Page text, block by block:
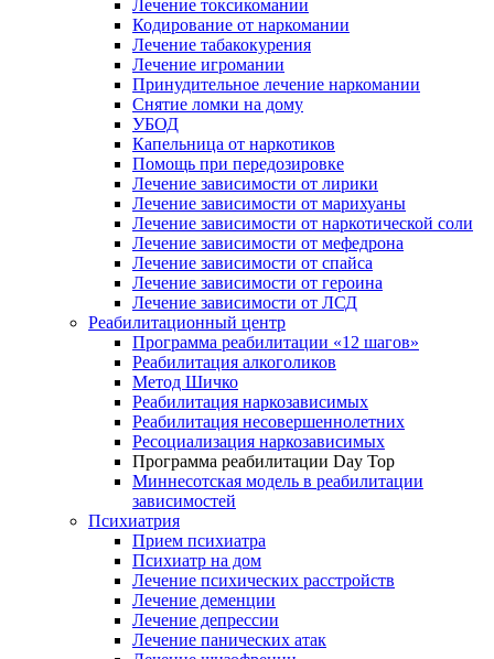
Лечение токсикомании
Кодирование от наркомании
Лечение табакокурения
Лечение игромании
Принудительное лечение наркомании
Снятие ломки на дому
УБОД
Капельница от наркотиков
Помощь при передозировке
Лечение зависимости от лирики
Лечение зависимости от марихуаны
Лечение зависимости от наркотической соли
Лечение зависимости от мефедрона
Лечение зависимости от спайса
Лечение зависимости от героина
Лечение зависимости от ЛСД
Реабилитационный центр
Программа реабилитации «12 шагов»
Реабилитация алкоголиков
Метод Шичко
Реабилитация наркозависимых
Реабилитация несовершеннолетних
Ресоциализация наркозависимых
Программа реабилитации Day Top
Миннесотская модель в реабилитации
зависимостей
Психиатрия
Прием психиатра
Психиатр на дом
Лечение психических расстройств
Лечение деменции
Лечение депрессии
Лечение панических атак